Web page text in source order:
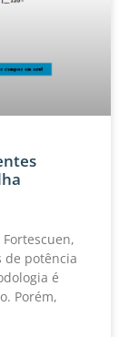
de potência
é
Porém,